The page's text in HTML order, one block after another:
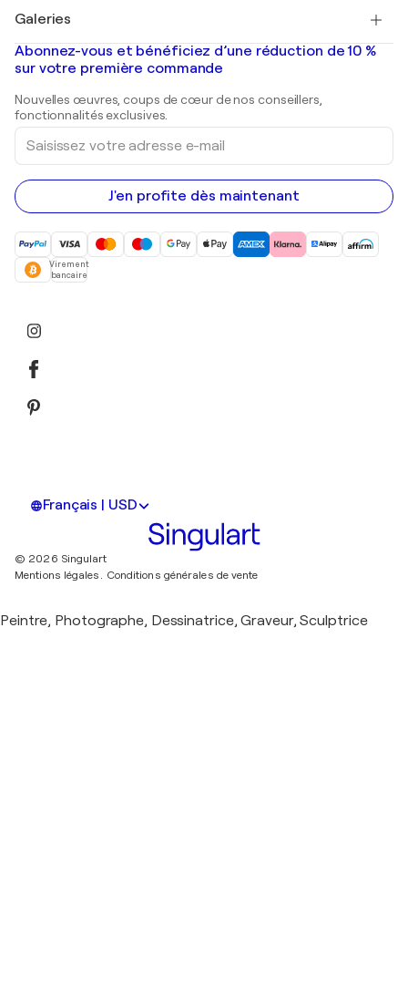
Banksy
Mr. Brainwash
Shepard Fairey
Tableaux abstraits à vendre
Peintures de paysage
Estampes
Peintures acryliques
Galeries
Galeries d'art en France
Galeries d'art en Belgique
Abonnez-vous et bénéficiez d’une réduction de 10 %
sur votre première commande
Nouvelles œuvres, coups de cœur de nos conseillers,
fonctionnalités exclusives.
Saisissez
votre
adresse
e-
mail
J'en profite dès maintenant
Virement
bancaire
Français | USD
© 2026 Singulart
Mentions légales. Conditions générales de vente
Peintre, Photographe, Dessinatrice, Graveur, Sculptrice